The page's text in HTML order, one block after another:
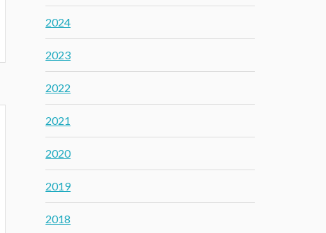
2024
2023
2022
2021
2020
2019
2018